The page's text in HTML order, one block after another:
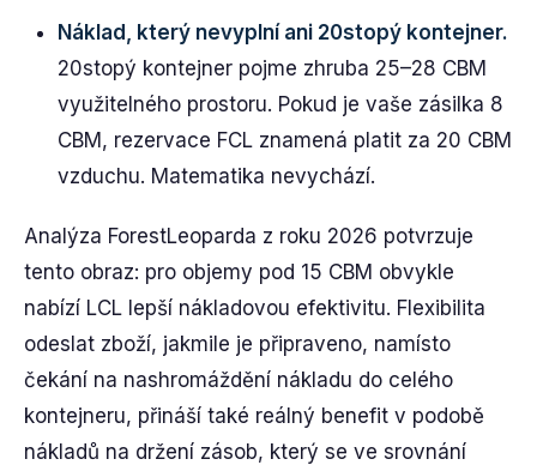
Náklad, který nevyplní ani 20stopý kontejner.
20stopý kontejner pojme zhruba 25–28 CBM
využitelného prostoru. Pokud je vaše zásilka 8
CBM, rezervace FCL znamená platit za 20 CBM
vzduchu. Matematika nevychází.
Analýza ForestLeoparda z roku 2026 potvrzuje
tento obraz: pro objemy pod 15 CBM obvykle
nabízí LCL lepší nákladovou efektivitu. Flexibilita
odeslat zboží, jakmile je připraveno, namísto
čekání na nashromáždění nákladu do celého
kontejneru, přináší také reálný benefit v podobě
nákladů na držení zásob, který se ve srovnání